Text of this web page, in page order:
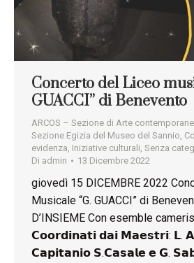
Concerto del Liceo
GUACCI” di Benevento
ARCOS – Sezione di Arte
Sezione Egizia del Museo del Sannio,
evidenza, Iniziative culturali, Senza
Di admin 13 Dicembre 2022
giovedì 15 DICEMBRE 2022
Musicale “G. GUACCI” di
D’INSIEME Con esemble
𝗖𝗼𝗼𝗿𝗱𝗶𝗻𝗮𝘁𝗶 𝗱𝗮𝗶 𝗠𝗮𝗲𝘀𝘁𝗿𝗶: 𝗟.
𝗖𝗮𝗽𝗶𝘁𝗮𝗻𝗶𝗼 𝗦.𝗖𝗮𝘀𝗮𝗹𝗲 𝗲 𝗚.